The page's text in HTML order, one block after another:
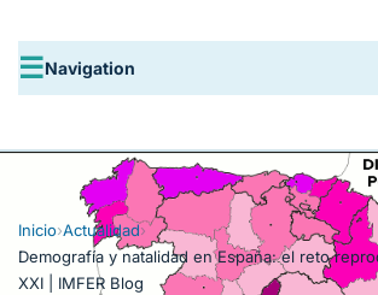
Navigation
Inicio›Actualidad›
Demografía y natalidad en España: el reto
XXI | IMFER Blog